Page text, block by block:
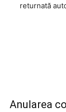
returnată
Anularea